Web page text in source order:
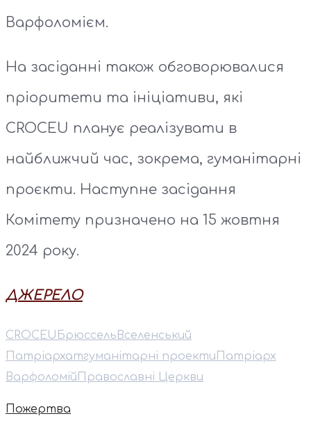
Варфоломієм.
На засіданні також обговорювалися
пріоритети та ініціативи, які
CROCEU планує реалізувати в
найближчий час, зокрема, гуманітарні
проєкти. Наступне засідання
Комітету призначено на 15 жовтня
2024 року.
ДЖЕРЕЛО
CROCEU Брюссель Вселенський
Патріархатгуманітарні проекти Патріарх
Варфоломій Православні Церкви
Пожертва